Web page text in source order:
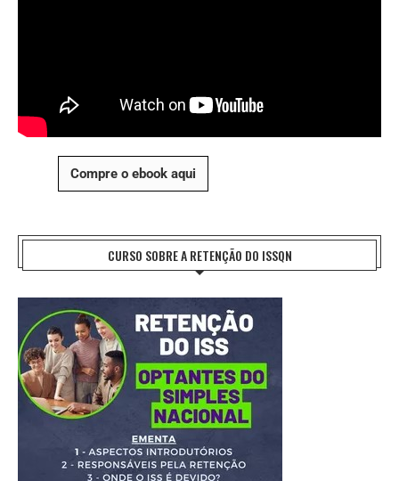
Compre o ebook aqui
CURSO SOBRE A RETENÇÃO DO ISSQN